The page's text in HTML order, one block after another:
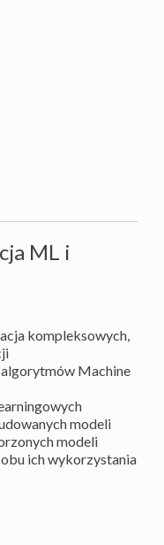
ML i
kompleksowych,
Machine
modeli
modeli
ich wykorzystania